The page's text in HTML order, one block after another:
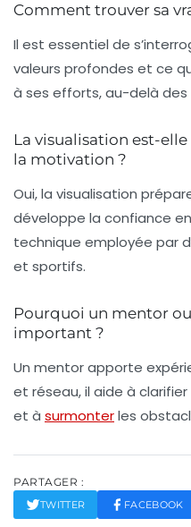
Comment trouver sa
Il est essentiel de
valeurs profondes et ce
à ses efforts, au-delà
La visualisation est-
la motivation ?
Oui, la visualisation
développe la confiance
technique employée par
et sportifs.
Pourquoi un mentor
important ?
Un mentor apporte
et réseau, il aide à
et à surmonterles
PARTAGER :
TWITTER FACEBOOK